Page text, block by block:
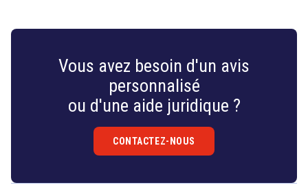
Vous avez besoin d'un avis
personnalisé
ou d'une aide juridique ?
CONTACTEZ-NOUS